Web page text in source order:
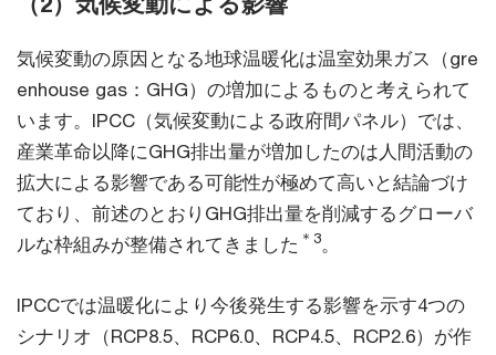
気候変動の原因となる地球温暖化は温室効果ガス（gre
enhouse gas：GHG）の増加によるものと考えられて
います。IPCC（気候変動による政府間パネル）では、
産業革命以降にGHG排出量が増加したのは人間活動の
拡大による影響である可能性が極めて高いと結論づけ
ており、前述のとおりGHG排出量を削減するグローバ
ルな枠組みが整備されてきました ＊3。
IPCCでは温暖化により今後発生する影響を示す4つの
シナリオ（RCP8.5、RCP6.0、RCP4.5、RCP2.6）が作